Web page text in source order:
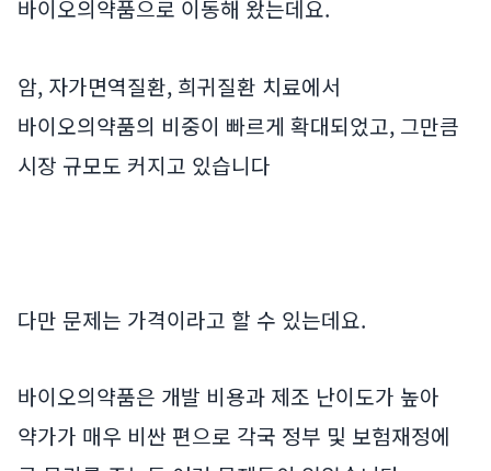
바이오의약품으로 이동해 왔는데요.
암, 자가면역질환, 희귀질환 치료에서
바이오의약품의 비중이 빠르게 확대되었고, 그만큼
시장 규모도 커지고 있습니다
다만 문제는 가격이라고 할 수 있는데요.
바이오의약품은 개발 비용과 제조 난이도가 높아
약가가 매우 비싼 편으로 각국 정부 및 보험재정에